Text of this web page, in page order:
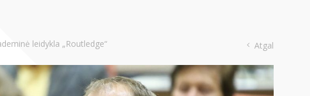
leidykla „Routledge“ Atgal